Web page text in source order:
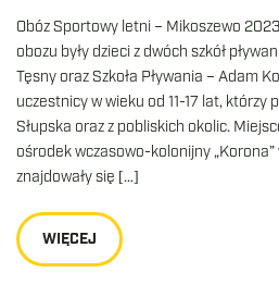
Obóz Sportowy letni – Mikoszewo
obozu były dzieci z dwóch szkół
Tęsny oraz Szkoła Pływania – Adam
uczestnicy w wieku od 11-17 lat, którzy
Słupska oraz z pobliskich okolic.
ośrodek wczasowo-kolonijny „Korona”
znajdowały się […]
WIĘCEJ